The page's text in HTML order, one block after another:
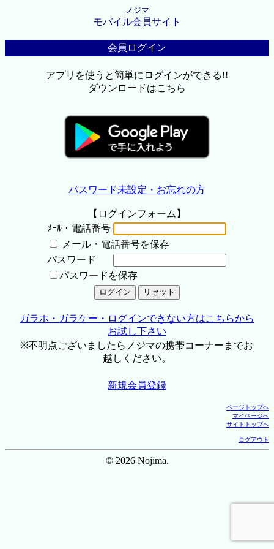
ノジマ
モバイル会員サイト
会員ログイン
アプリを使うと簡単にログインができる!!
ダウンロードはこちら
パスワード未設定・お忘れの方
【ログインフォーム】
ﾒｰﾙ・電話番号
メール・電話番号を保存
パスワード
パスワードを保存
ガラホ・ガラケー・ログインできない方はこちらから
お試し下さい
※不明点ございましたらノジマの携帯コーナーまでお
越しください。
新規会員登録
ページトップへ
マイページへ
サイトトップへ
ログアウト
© 2026 Nojima.